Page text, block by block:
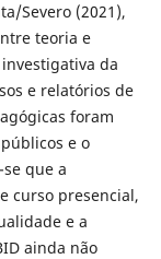
Severo (2021),
teoria e
da
e relatórios de
foram
e o
que a
curso presencial,
e a
ainda não